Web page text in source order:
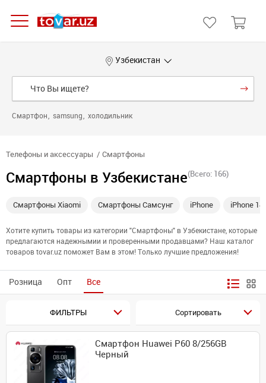
Узбекистан
Смартфон samsung холодильник
Телефоны и аксессуары Смартфоны
Смартфоны в Узбекистане(Всего: 166)
Смартфоны Xiaomi Смартфоны Самсунг iPhone iPhone 14
Хотите купить товары из категории "Смартфоны" в Узбекистане, которые
предлагаются надежнымии и проверенными продавцами? Наш каталог
товаров tovar.uz поможет Вам в этом! Только лучшие предложения!
Розница Опт Все
ФИЛЬТРЫ Сортировать
Смартфон Huawei P60 8/256GB
Черный